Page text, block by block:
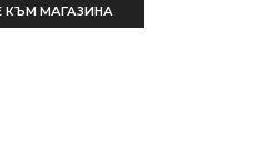
МАГАЗИНА